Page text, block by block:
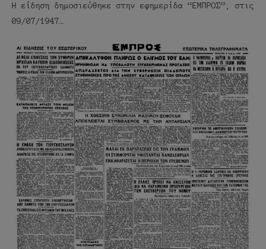
Η είδηση δημοσιεύθηκε στην εφημερίδα “ΕΜΠΡΟΣ”, στις
09/07/1947…